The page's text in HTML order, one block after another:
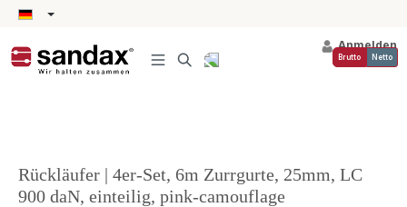
springen
Anmelden
Brutto Netto
Rückläufer | 4er-Set, 6m Zurrgurte, 25mm, LC
900 daN, einteilig, pink-camouflage